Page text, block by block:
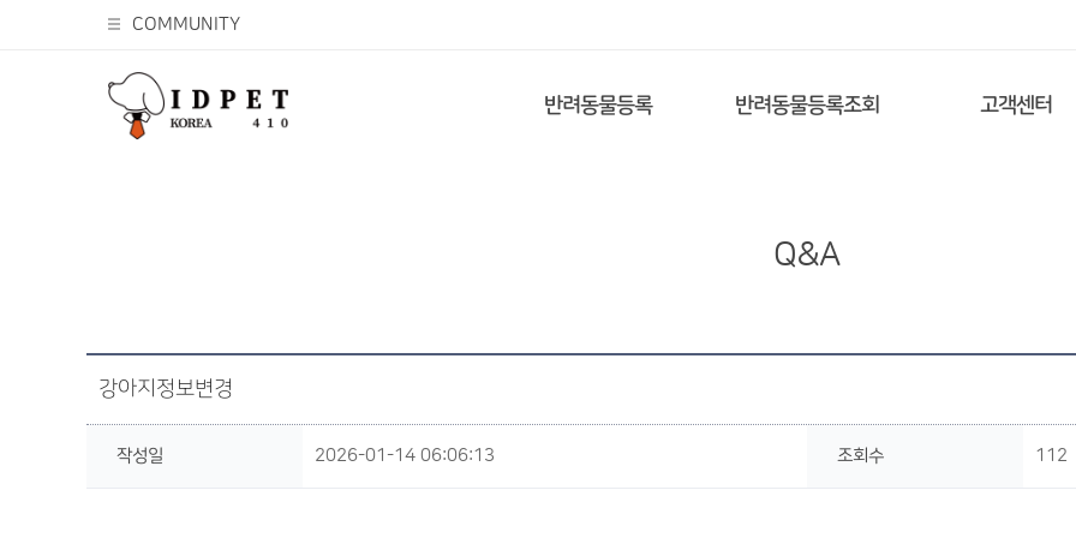
COMMUNITY
반려동물등록 반려동물등록조회 고객센터
Q&A
강아지정보변경
작성일 2026-01-14 06:06:13 조회수 112